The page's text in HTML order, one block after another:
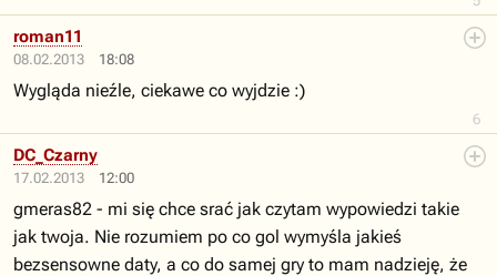
08.02.2013 18:08
6
roman11
Wygląda nieźle, ciekawe co wyjdzie :)
17.02.2013 12:00
DC_Czarny
gmeras82 - mi się chce srać jak czytam wypowiedzi takie
jak twoja. Nie rozumiem po co gol wymyśla jakieś
bezsensowne daty, a co do samej gry to mam nadzieję, że